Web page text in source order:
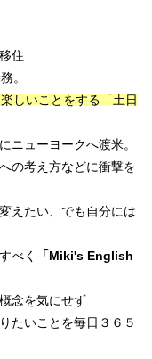
住
。
しいことをする「土日
ニューヨークへ渡米。
の考え方などに衝撃を
えたい、でも自分には
べく
「Miki's English
念を気にせず
たいことを毎日３６５